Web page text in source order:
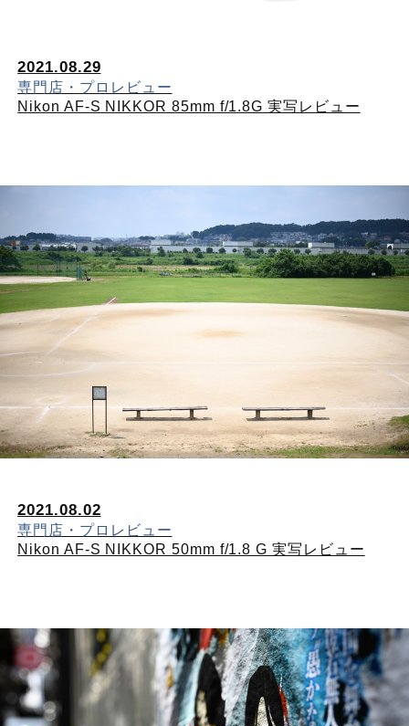
2021.08.29
専門店・プロレビュー
Nikon AF-S NIKKOR 85mm f/1.8G 実写レビュー
2021.08.02
専門店・プロレビュー
Nikon AF-S NIKKOR 50mm f/1.8 G 実写レビュー